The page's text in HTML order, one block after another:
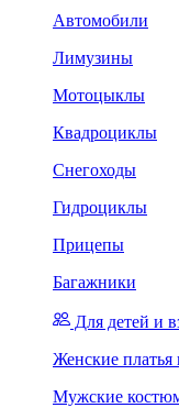
Автомобили
Лимузины
Мотоцыклы
Квадроциклы
Снегоходы
Гидроциклы
Прицепы
Багажники
Для детей и
Женские
Мужские